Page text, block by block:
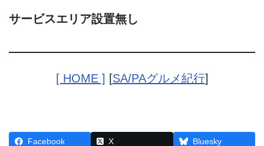
サービスエリア設置無し
[ HOME ] [SA/PAグルメ紀行]
Facebook X Bluesky